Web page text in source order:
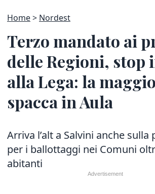
Home Nordest
Terzo mandato ai
delle Regioni, stop
alla Lega: la
spacca in Aula
Arriva l’alt a Salvini anche sulla
per i ballottaggi nei Comuni
abitanti